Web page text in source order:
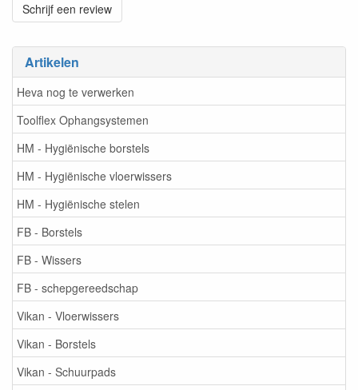
Artikelen
Heva nog te verwerken
Toolflex Ophangsystemen
HM - Hygiënische borstels
HM - Hygiënische vloerwissers
HM - Hygiënische stelen
FB - Borstels
FB - Wissers
FB - schepgereedschap
Vikan - Vloerwissers
Vikan - Borstels
Vikan - Schuurpads
Schrijf een review